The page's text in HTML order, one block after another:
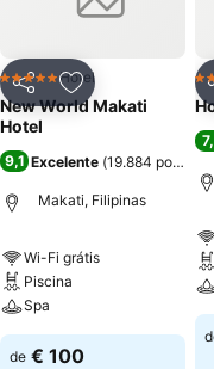
PartilharAdicionar aos
5 EstrelasHotel
New World Makati
Hotel
9,1 Excelente (19.884
Makati, Filipinas
Wi-Fi grátis
Piscina
Spa
de € 100
4